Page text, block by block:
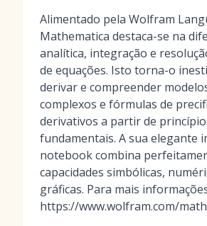
Alimentado pela Wolfram
Mathematica destaca-se na
analítica, integração e
de equações. Isto torna-o
derivar e compreender
complexos e fórmulas de
derivativos a partir de
fundamentais. A sua elegante
notebook combina
capacidades simbólicas,
gráficas. Para mais
https://www.wolfram.com/